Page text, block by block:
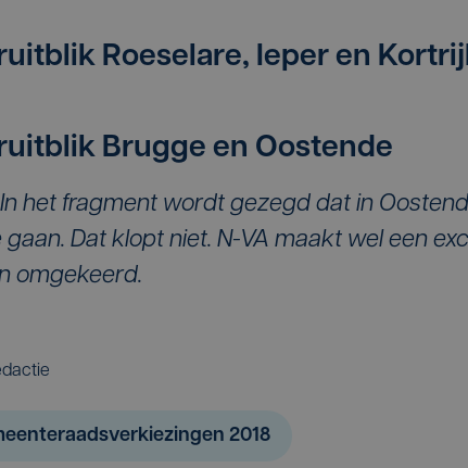
Roeselare, Ieper en
Brugge en Oostende
het fragment wordt gezegd dat in
gaan. Dat klopt niet. N-VA maakt wel een
omgekeerd.
2018